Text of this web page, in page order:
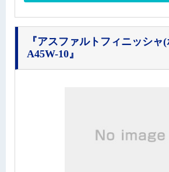
『アスファルトフィニッシャ
A45W-10』